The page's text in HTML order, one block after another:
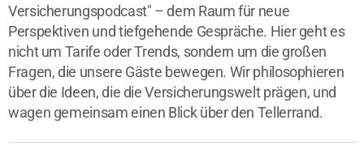
Versicherungspodcast" – dem Raum für neue
Perspektiven und tiefgehende Gespräche. Hier geht es
nicht um Tarife oder Trends, sondern um die großen
Fragen, die unsere Gäste bewegen. Wir philosophieren
über die Ideen, die die Versicherungswelt prägen, und
wagen gemeinsam einen Blick über den Tellerrand.